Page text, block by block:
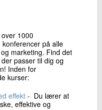
1000
på alle
marketing. Find det
passer til dig og
Inden for
kurser:
effekt - Du lærer at
effektive og